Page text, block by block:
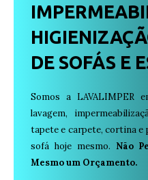
DE SOFÁS E
Somos a LAVALIMPER
lavagem,
tapete e carpete, cortina e
sofá hoje mesmo. Não
Mesmo um Orçamento.